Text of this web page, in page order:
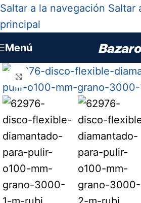
Saltar a la navegación Saltar
principal
MenúVer vídeo
Haga clic para ampliar